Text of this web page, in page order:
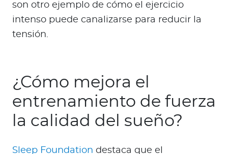
son otro ejemplo de cómo el ejercicio
intenso puede canalizarse para reducir la
tensión.
¿Cómo mejora el
entrenamiento de fuerza
la calidad del sueño?
Sleep Foundation destaca que el